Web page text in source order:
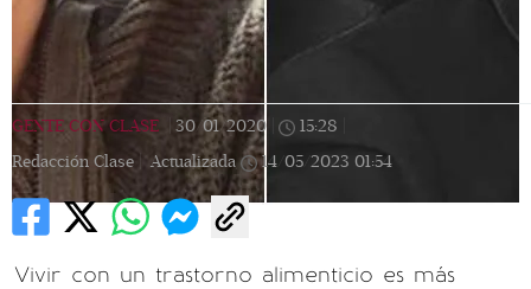
GENTE CON CLASE 30/01/2020 15:28
Redacción Clase |
Actualizada 14/05/2023 01:54
Vivir con un trastorno alimenticio es más